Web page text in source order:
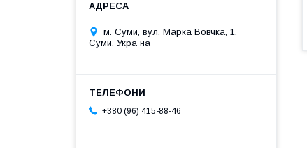
м. Суми, вул. Марка Вовчка, 1,
Суми, Україна
+380 (96) 415-88-46